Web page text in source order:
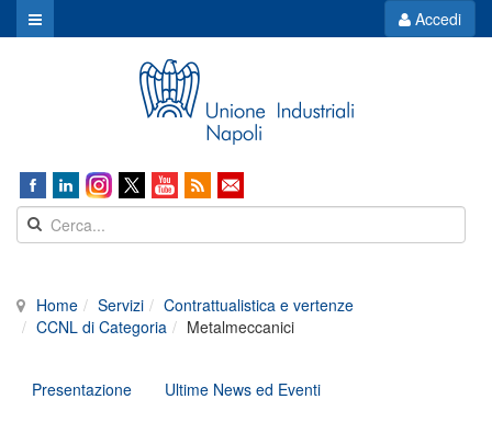
Accedi
Home Servizi
Contrattualistica e vertenze
CCNL di Categoria
Metalmeccanici
Presentazione Ultime News ed Eventi